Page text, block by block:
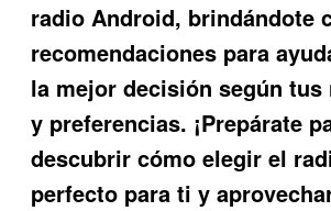
radio Android, brindándote
recomendaciones para
la mejor decisión según tus
y preferencias. ¡Prepárate
descubrir cómo elegir el
perfecto para ti y